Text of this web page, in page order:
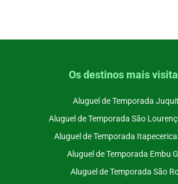
Os destinos mais
Aluguel de Temporada
Aluguel de Temporada São
Aluguel de Temporada
Aluguel de Temporada Embu
Aluguel de Temporada São